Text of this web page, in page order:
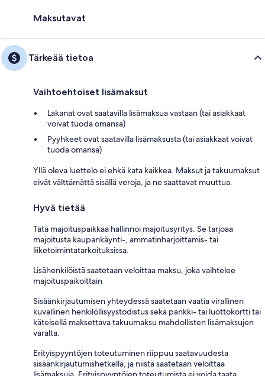
Maksutavat
Tärkeää tietoa
Vaihtoehtoiset lisämaksut
Lakanat ovat saatavilla lisämaksua vastaan (tai asiakkaat
voivat tuoda omansa)
Pyyhkeet ovat saatavilla lisämaksusta (tai asiakkaat voivat
tuoda omansa)
Yllä oleva luettelo ei ehkä kata kaikkea. Maksut ja takuumaksut
eivät välttämättä sisällä veroja, ja ne saattavat muuttua.
Hyvä tietää
Tätä majoituspaikkaa hallinnoi majoitusyritys. Se tarjoaa
majoitusta kaupankäynti-, ammatinharjoittamis- tai
liiketoimintatarkoituksissa.
Lisähenkilöistä saatetaan veloittaa maksu, joka vaihtelee
majoituspaikoittain
Sisäänkirjautumisen yhteydessä saatetaan vaatia virallinen
kuvallinen henkilöllisyystodistus sekä pankki- tai luottokortti tai
käteisellä maksettava takuumaksu mahdollisten lisämaksujen
varalta.
Erityispyyntöjen toteutuminen riippuu saatavuudesta
sisäänkirjautumishetkellä, ja niistä saatetaan veloittaa